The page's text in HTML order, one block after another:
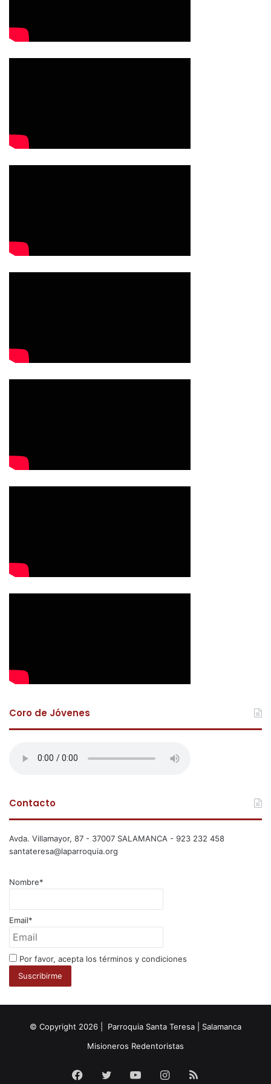
Coro de Jóvenes
Contacto
Avda. Villamayor, 87 - 37007 SALAMANCA - 923 232 458
santateresa@laparroquia.org
Nombre*
Email*
Por favor, acepta los términos y condiciones
© Copyright 2026 | Parroquia Santa Teresa | Salamanca
Misioneros Redentoristas
Facebook
Twitter YouTubeInstagram